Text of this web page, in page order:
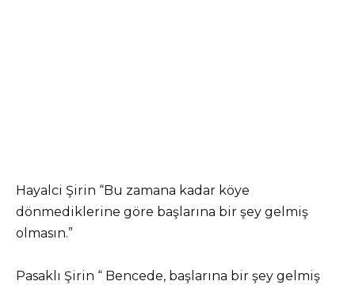
Hayalci Şirin “Bu zamana kadar köye
dönmediklerine göre başlarına bir şey gelmiş
olmasın.”
Pasaklı Şirin “ Bencede, başlarına bir şey gelmiş